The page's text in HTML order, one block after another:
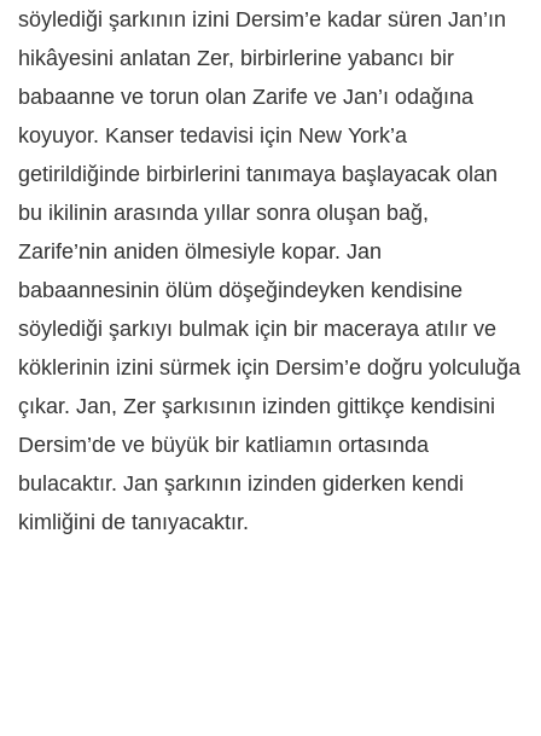
söylediği şarkının izini Dersim’e kadar süren Jan’ın
hikâyesini anlatan Zer, birbirlerine yabancı bir
babaanne ve torun olan Zarife ve Jan’ı odağına
koyuyor. Kanser tedavisi için New York’a
getirildiğinde birbirlerini tanımaya başlayacak olan
bu ikilinin arasında yıllar sonra oluşan bağ,
Zarife’nin aniden ölmesiyle kopar. Jan
babaannesinin ölüm döşeğindeyken kendisine
söylediği şarkıyı bulmak için bir maceraya atılır ve
köklerinin izini sürmek için Dersim’e doğru yolculuğa
çıkar. Jan, Zer şarkısının izinden gittikçe kendisini
Dersim’de ve büyük bir katliamın ortasında
bulacaktır. Jan şarkının izinden giderken kendi
kimliğini de tanıyacaktır.